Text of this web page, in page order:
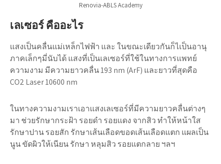
Renovia-ABLS Academy
เลเซอร์ คืออะไร
แสงเป็นคลื่นแม่เหล็กไฟฟ้า และ ในขณะเดียวกันก็ไเป็นอานุ
ภาคเล็กๆมี่นับได้ แสงที่เป็นเลเซอร์ที่ใช้ในทางการแพทย์
ความงาม มีความยาวคลื่น 193 nm (ArF) และยาวที่สุดคือ
CO2 Laser 10600 nm
ในทางความงามเราเอาแสงเลเซอร์ที่มีความยาวคลื่นต่างๆ
มา ช่วยรักษากระฝ้า รอยดำ รอยแดง จากสิว ทำให้หน้าใส
รักษาปาน รอยสัก รักษาเส้นเลือดขอดเส้นเลือดแตก แผลเป็น
นูน ขัดผิวให้เนียน รักษา หลุมสิว รอยแตกลาย ฯลฯ